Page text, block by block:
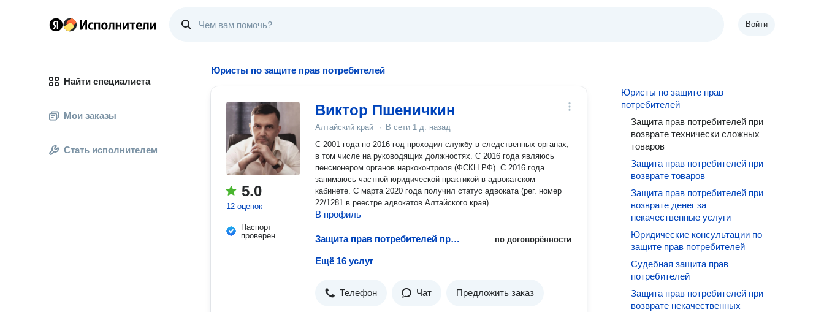
Войти
Найти специалиста
Мои заказы
Стать исполнителем
Юристы по защите прав потребителей
5.0
12 оценок
Паспорт
проверен
Виктор Пшеничкин
Алтайский край · В сети 1 д. назад
С 2001 года по 2016 год проходил службу в следственных органах,
в том числе на руководящих должностях. С 2016 года являюсь
пенсионером органов наркоконтроля (ФСКН РФ). С 2016 года
занимаюсь частной юридической практикой в адвокатском
кабинете. С марта 2020 года получил статус адвоката (рег. номер
22/1281 в реестре адвокатов Алтайского края).
В профиль
Защита прав потребителей при возврате технически сложных товаров по договорённости
Ещё 16 услуг
Телефон Чат Предложить заказ
Юристы по защите прав
потребителей
Защита прав потребителей при
возврате технически сложных
товаров
Защита прав потребителей при
возврате товаров
Защита прав потребителей при
возврате денег за
некачественные услуги
Юридические консультации по
защите прав потребителей
Судебная защита прав
потребителей
Защита прав потребителей при
возврате некачественных